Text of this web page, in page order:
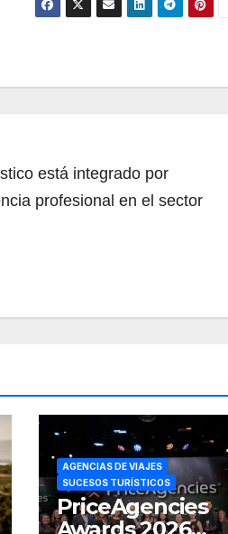
está integrado por
profesional en el sector
AGENCIAS DE VIAJES
SUCESOS TURÍSTICOS
PriceAgencies
Awards 2026